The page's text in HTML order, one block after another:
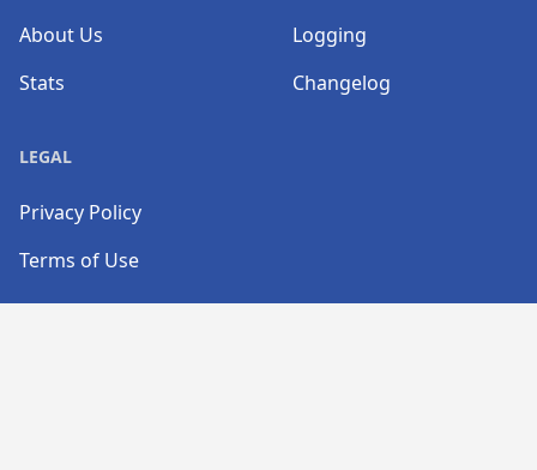
About Us
Stats
Logging
Changelog
LEGAL
Privacy Policy
Terms of Use